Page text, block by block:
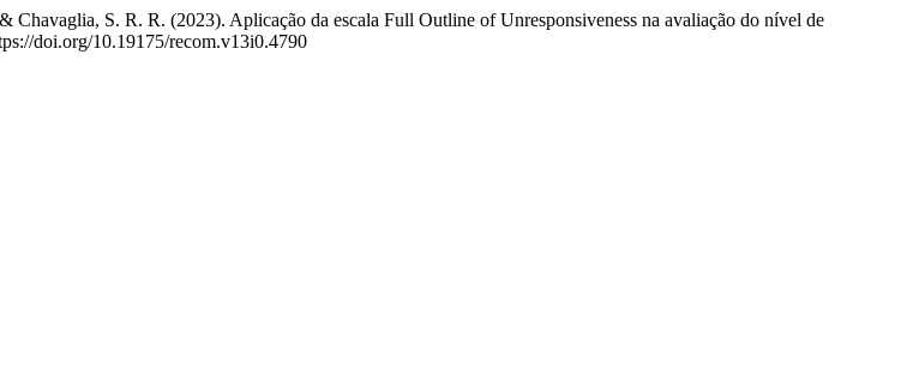
S. R. R. (2023). Aplicação da escala Full Outline of Unresponsiveness na avaliação do nível de
doi.org/10.19175/recom.v13i0.4790